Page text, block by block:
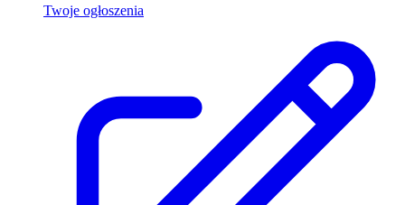
Twoje ogłoszenia